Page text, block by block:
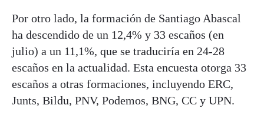
Por otro lado, la formación de Santiago Abascal
ha descendido de un 12,4% y 33 escaños (en
julio) a un 11,1%, que se traduciría en 24-28
escaños en la actualidad. Esta encuesta otorga 33
escaños a otras formaciones, incluyendo ERC,
Junts, Bildu, PNV, Podemos, BNG, CC y UPN.